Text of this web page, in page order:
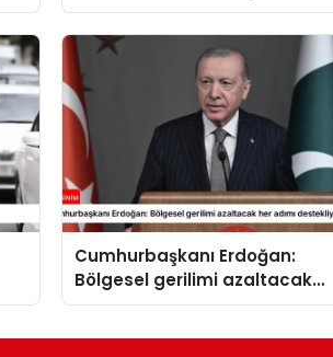
Cumhurbaşkanı Erdoğan:
Bölgesel gerilimi azaltacak
her adımı destekliyoruz